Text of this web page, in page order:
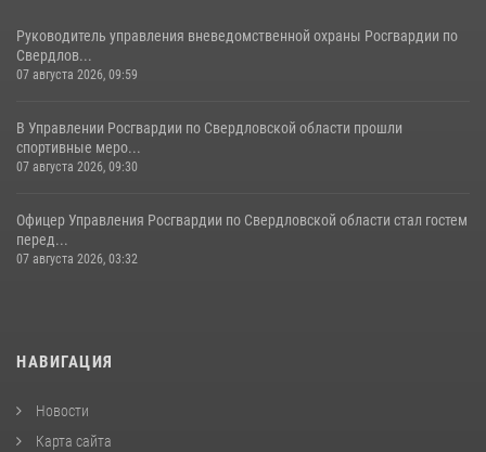
Руководитель управления вневедомственной охраны Росгвардии по
Свердлов...
07 августа 2026, 09:59
В Управлении Росгвардии по Свердловской области прошли
спортивные меро...
07 августа 2026, 09:30
Офицер Управления Росгвардии по Свердловской области стал гостем
перед...
07 августа 2026, 03:32
НАВИГАЦИЯ
Новости
Карта сайта